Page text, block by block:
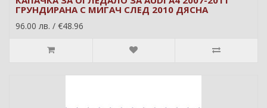
ГРУНДИРАНА С МИГАЧ СЛЕД 2010 ДЯСНА
96.00 лв. / €48.96